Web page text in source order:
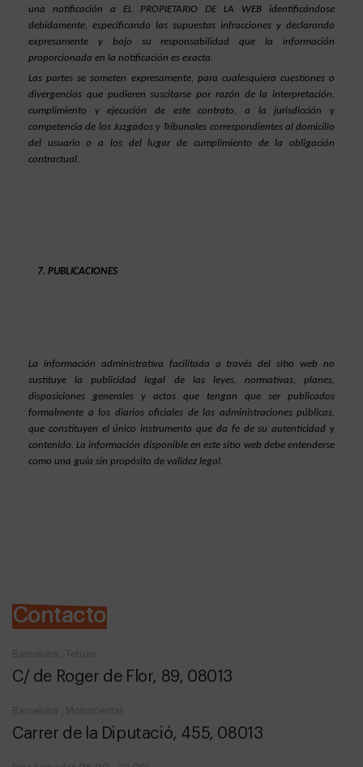
una notificación a EL PROPIETARIO DE LA WEB identificándose
debidamente, especificando las supuestas infracciones y declarando
expresamente y bajo su responsabilidad que la información
proporcionada en la notificación es exacta.
Las partes se someten expresamente, para cualesquiera cuestiones o
divergencias que pudieren suscitarse por razón de la interpretación,
cumplimiento y ejecución de este contrato, a la jurisdicción y
competencia de los Juzgados y Tribunales correspondientes al domicilio
del usuario o a los del lugar de cumplimiento de la obligación
contractual.
PUBLICACIONES
La información administrativa facilitada a través del sitio web no
sustituye la publicidad legal de las leyes, normativas, planes,
disposiciones generales y actos que tengan que ser publicados
formalmente a los diarios oficiales de las administraciones públicas,
que constituyen el único instrumento que da fe de su autenticidad y
contenido. La información disponible en este sitio web debe entenderse
como una guía sin propósito de validez legal.
Contacto
Barcelona , Tetuan
C/ de Roger de Flor, 89, 08013
Barcelona , Monumental
Carrer de la Diputació, 455, 08013